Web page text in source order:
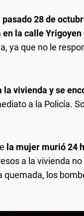
pasado 28 de
la calle
ya que no le
la vivienda y se
a la Policía.
la mujer murió 24
a la vivienda
quemada, los